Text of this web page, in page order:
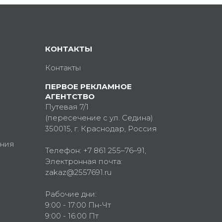
КОНТАКТЫ
Контакты
ПЕРВОЕ РЕКЛАМНОЕ
АГЕНТСТВО
Путевая 7/1
(пересечение с ул. Седина)
350015, г. Краснодар, Россия
Телефон: +7 861 255–76–91,
Электронная почта:
zakaz@2557691.ru
Рабочие дни:
9:00 - 17:00 Пн-Чт
9:00 - 16:00 Пт